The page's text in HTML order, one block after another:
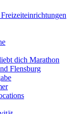
dich Marathon
Flensburg